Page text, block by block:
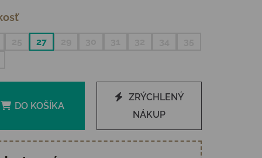
27
DO KOŠÍKA
ZRÝCHLENÝ
NÁKUP